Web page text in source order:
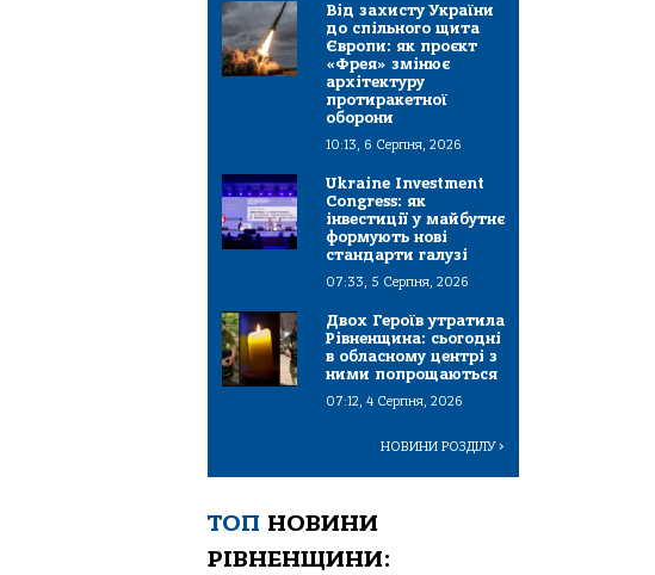
Від захисту України
до спільного щита
Європи: як проєкт
«Фрея» змінює
архітектуру
протиракетної
оборони
10:13, 6 Серпня, 2026
Ukraine Investment
Congress: як
інвестиції у майбутнє
формують нові
стандарти галузі
07:33, 5 Серпня, 2026
Двох Героїв утратила
Рівненщина: сьогодні
в обласному центрі з
ними попрощаються
07:12, 4 Серпня, 2026
НОВИНИ РОЗДІЛУ>
ТОП НОВИНИ
РІВНЕНЩИНИ: